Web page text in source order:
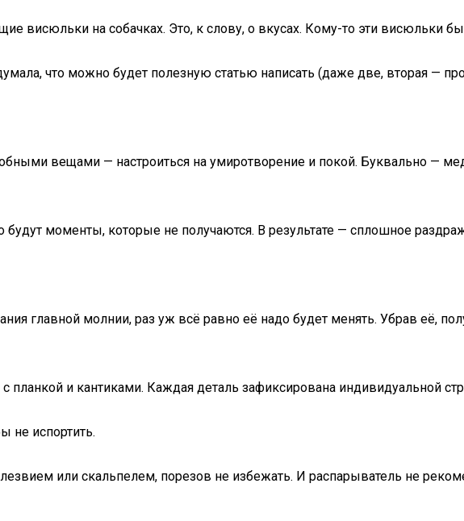
висюльки на собачках. Это, к слову, о вкусах. Кому-то эти висюльки
что можно будет полезную статью написать (даже две, вторая —
вещами — настроиться на умиротворение и покой. Буквально —
будут моменты, которые не получаются. В результате — сплошное
главной молнии, раз уж всё равно её надо будет менять. Убрав её,
планкой и кантиками. Каждая деталь зафиксирована индивидуальной
не испортить.
или скальпелем, порезов не избежать. И распарыватель не